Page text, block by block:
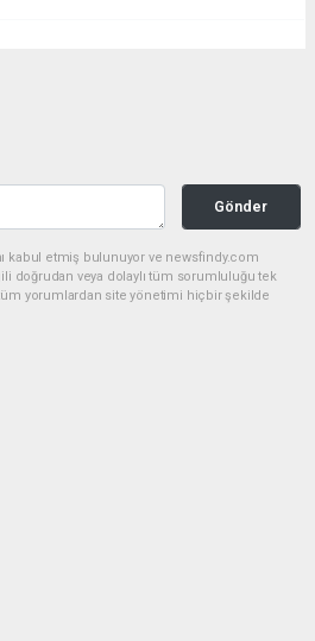
Gönder
kabul etmiş bulunuyor ve newsfindy.com
doğrudan veya dolaylı tüm sorumluluğu tek
tüm yorumlardan site yönetimi hiçbir şekilde